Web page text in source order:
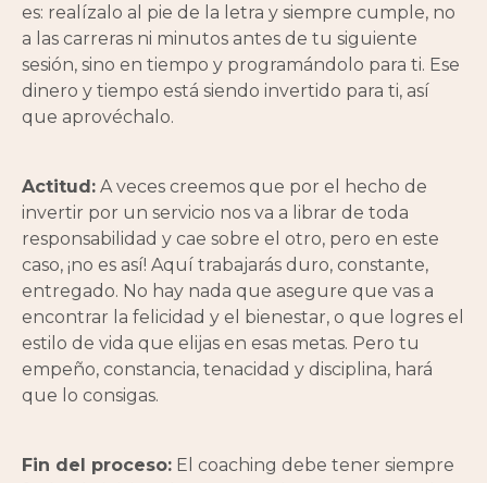
es: realízalo al pie de la letra y siempre cumple, no
a las carreras ni minutos antes de tu siguiente
sesión, sino en tiempo y programándolo para ti. Ese
dinero y tiempo está siendo invertido para ti, así
que aprovéchalo.
Actitud: A veces creemos que por el hecho de
invertir por un servicio nos va a librar de toda
responsabilidad y cae sobre el otro, pero en este
caso, ¡no es así! Aquí trabajarás duro, constante,
entregado. No hay nada que asegure que vas a
encontrar la felicidad y el bienestar, o que logres el
estilo de vida que elijas en esas metas. Pero tu
empeño, constancia, tenacidad y disciplina, hará
que lo consigas.
Fin del proceso: El coaching debe tener siempre